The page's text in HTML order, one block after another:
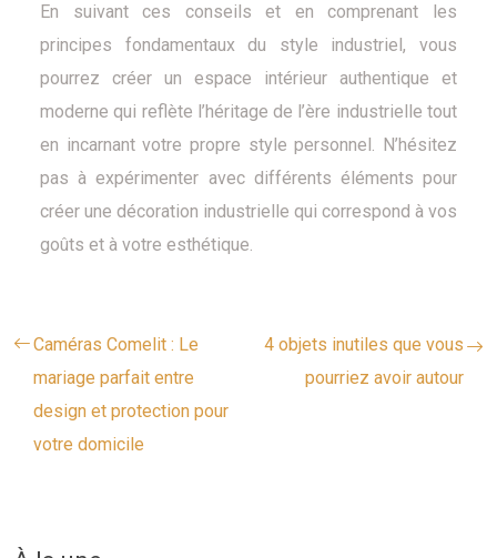
En suivant ces conseils et en comprenant les
principes fondamentaux du style industriel, vous
pourrez créer un espace intérieur authentique et
moderne qui reflète l’héritage de l’ère industrielle tout
en incarnant votre propre style personnel. N’hésitez
pas à expérimenter avec différents éléments pour
créer une décoration industrielle qui correspond à vos
goûts et à votre esthétique.
Caméras Comelit : Le
mariage parfait entre
design et protection pour
votre domicile
4 objets inutiles que vous
pourriez avoir autour